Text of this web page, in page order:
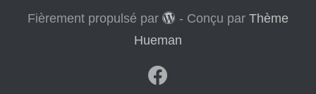
Fièrement propulsé par - Conçu par Thème
Hueman